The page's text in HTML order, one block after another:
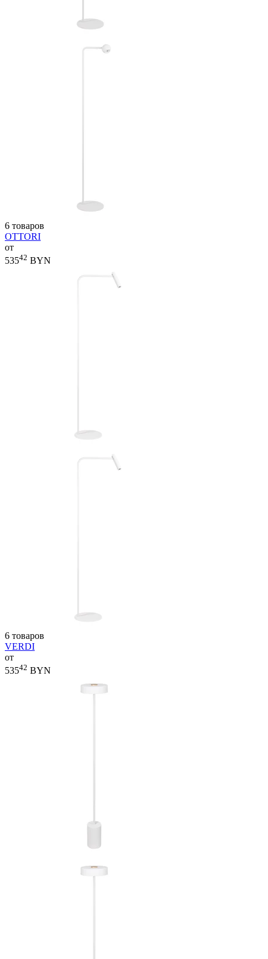
6 товаров
OTTORI
от
53542 BYN
6 товаров
VERDI
от
53542 BYN